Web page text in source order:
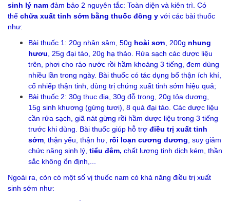
sinh lý nam đảm bảo 2 nguyên tắc: Toàn diện và kiên trì. Có
thể chữa xuất tinh sớm bằng thuốc đông y với các bài thuốc
như:
Bài thuốc 1: 20g nhân sâm, 50g hoài sơn , 200g nhung
hươu , 25g đại táo, 20g hạ thảo. Rửa sạch các dược liệu
trên, phơi cho ráo nước rồi hầm khoảng 3 tiếng, đem dùng
nhiều lần trong ngày. Bài thuốc có tác dụng bổ thận ích khí,
cố nhiếp thận tinh, dùng trị chứng xuất tinh sớm hiệu quả;
Bài thuốc 2: 30g thục địa, 30g đỗ trọng, 20g tỏa dương,
15g sinh khương (gừng tươi), 8 quả đại táo. Các dược liệu
cần rửa sạch, giã nát gừng rồi hầm dược liệu trong 3 tiếng
trước khi dùng. Bài thuốc giúp hỗ trợ điều trị xuất tinh
sớm , thận yếu, thận hư, rối loạn cương dương , suy giảm
chức năng sinh lý, tiểu đêm, chất lượng tinh dịch kém, thần
sắc không ổn định,...
Ngoài ra, còn có một số vị thuốc nam có khả năng điều trị xuất
sinh sớm như: